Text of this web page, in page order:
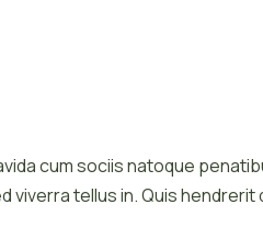
cum sociis natoque
viverra tellus in. Quis